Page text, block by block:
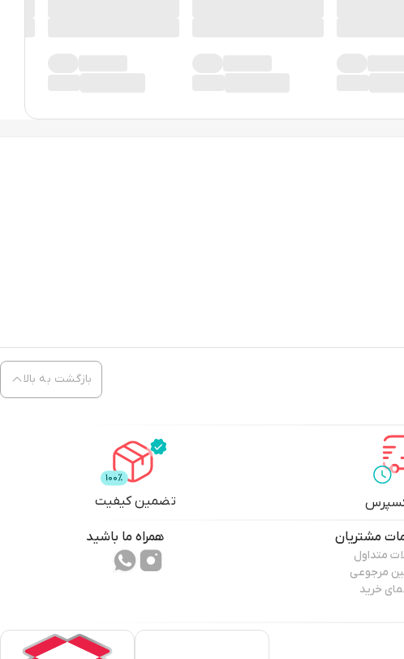
بازگشت به بالا
تضمین کیفیت
مشتریان
متداول
مرجوعی
خرید
همراه ما باشید